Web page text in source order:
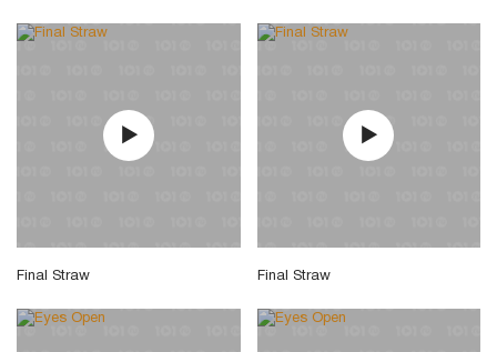
Final Straw Final Straw